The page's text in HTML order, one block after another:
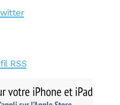
RSS